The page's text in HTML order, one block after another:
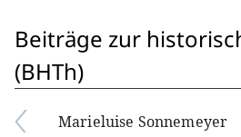
Beiträge zur
(BHTh)
Marieluise Sonnemeyer